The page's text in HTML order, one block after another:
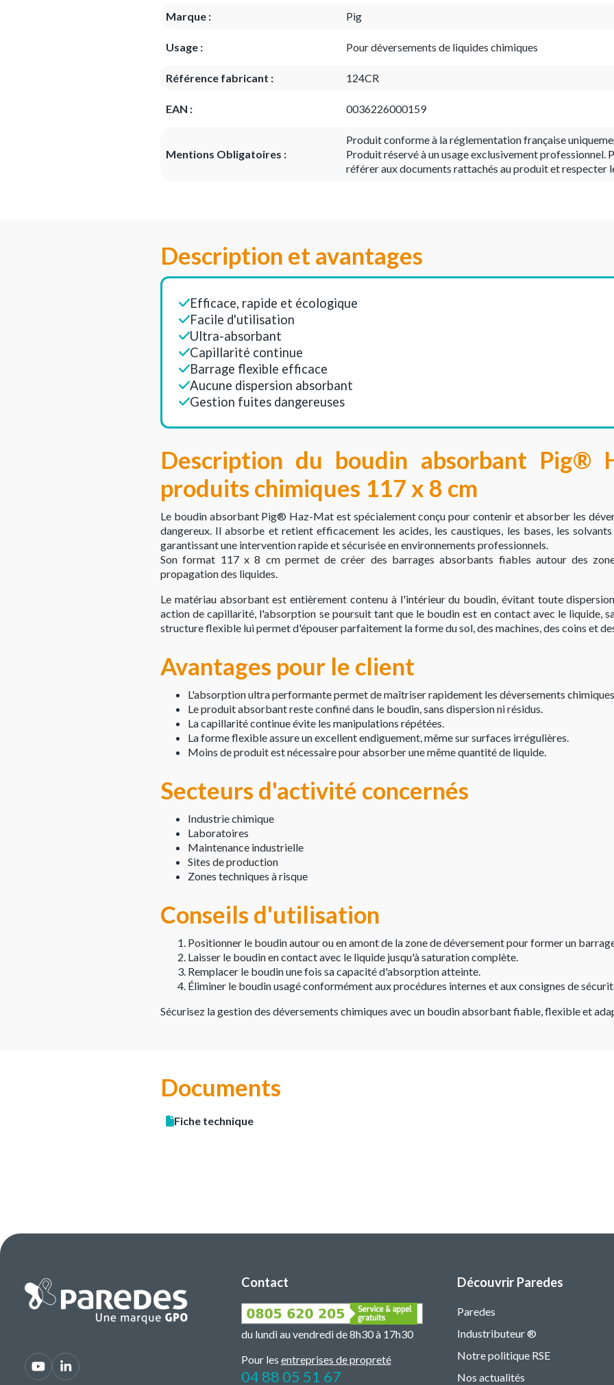
Marque : Pig
Usage : Pour déversements de liquides chimiques
Référence fabricant : 124CR
EAN : 0036226000159
Mentions Obligatoires :
Produit conforme à la réglementation française
Produit réservé à un usage exclusivement professionnel.
référer aux documents rattachés au produit et respecter
Description et avantages
Efficace, rapide et écologique
Facile d'utilisation
Ultra-absorbant
Capillarité continue
Barrage flexible efficace
Aucune dispersion absorbant
Gestion fuites dangereuses
Description du boudin absorbant Pig®
produits chimiques 117 x 8 cm
Le boudin absorbant Pig® Haz-Mat est spécialement conçu pour contenir et absorber les
dangereux. Il absorbe et retient efficacement les acides, les caustiques, les bases, les
garantissant une intervention rapide et sécurisée en environnements professionnels.
Son format 117 x 8 cm permet de créer des barrages absorbants fiables autour des
propagation des liquides.
Le matériau absorbant est entièrement contenu à l'intérieur du boudin, évitant toute
action de capillarité, l'absorption se poursuit tant que le boudin est en contact avec le liquide,
structure flexible lui permet d'épouser parfaitement la forme du sol, des machines, des coins et
Avantages pour le client
L'absorption ultra performante permet de maîtriser rapidement les déversements
Le produit absorbant reste confiné dans le boudin, sans dispersion ni résidus.
La capillarité continue évite les manipulations répétées.
La forme flexible assure un excellent endiguement, même sur surfaces irrégulières.
Moins de produit est nécessaire pour absorber une même quantité de liquide.
Secteurs d'activité concernés
Industrie chimique
Laboratoires
Maintenance industrielle
Sites de production
Zones techniques à risque
Conseils d'utilisation
Positionner le boudin autour ou en amont de la zone de déversement pour former un
Laisser le boudin en contact avec le liquide jusqu'à saturation complète.
Remplacer le boudin une fois sa capacité d'absorption atteinte.
Éliminer le boudin usagé conformément aux procédures internes et aux consignes de
Sécurisez la gestion des déversements chimiques avec un boudin absorbant fiable, flexible et
Documents
Fiche technique
Contact
du lundi au vendredi de 8h30 à 17h30
Pour les entreprises de propreté
04 88 05 51 67
Découvrir Paredes
Paredes
Industributeur ®
Notre politique RSE
Nos actualités